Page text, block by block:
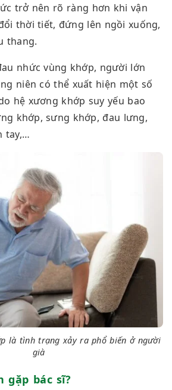
trở nên rõ ràng hơn khi vận
thời tiết, đứng lên ngồi xuống,
thang.
nhức vùng khớp, người lớn
niên có thể xuất hiện một số
hệ xương khớp suy yếu bao
khớp, sưng khớp, đau lưng,
tay,…
là tình trạng xảy ra phổ biến ở người
già
gặp bác sĩ?